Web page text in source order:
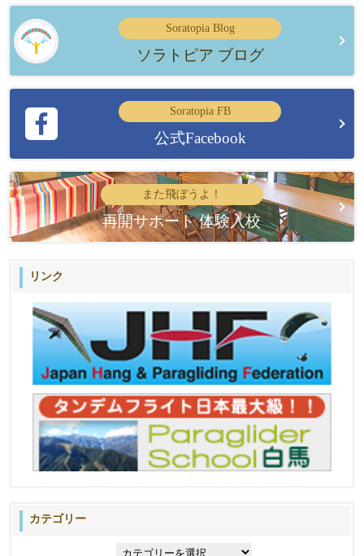
Soratopia Blog
ソラトピア ブログ
Soratopia FB
公式Facebook
また飛ぼうよ！
再開サポート 体験入校
リンク
カテゴリー